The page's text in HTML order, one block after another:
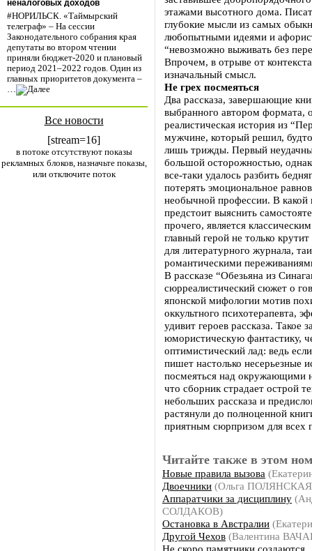
неналоговых доходов
#НОРИЛЬСК. «Таймырский
телеграф» – На сессии
Законодательного собрания края
депутаты во втором чтении
приняли бюджет-2020 и плановый
период 2021–2022 годов. Один из
главных приоритетов документа –
…
Все новости
[stream=16]
в потоке отсутствуют показы
рекламных блоков, назначьте показы,
или отключите поток
этажами высотного дома.
глубокие мысли из самых
любопытными идеями и
“невозможно выживать без
Впрочем, в отрыве от
изначальный смысл.
Не грех посмеяться
Два рассказа, завершающие
выбранного автором формата,
реалистическая история из
мужчине, который решил,
лишь трижды. Первый
большой осторожностью,
все-таки удалось разбить
потерять эмоциональное
необычной профессии. В
предстоит выяснить
прочего, является
главный герой не только
для литературного журнала,
романтическими
В рассказе “Обезьяна из
сюрреалистический сюжет о
японской мифологии мотив
оккультного психотерапевта,
удивит героев рассказа.
юмористическую фантастику,
оптимистический лад: ведь
пишет настолько несерьезные
посмеяться над окружающими
что сборник страдает острой
небольших рассказа и
растянули до полноценной
приятным сюрпризом для всех
Читайте также в этом
Новые правила вызова
Двоечники (Ольга
Аппаратчики за дисциплину
СОЛДАКОВ)
Остановка в Австралии
Другой Чехов (Валентина
Не скоро памятники создаются